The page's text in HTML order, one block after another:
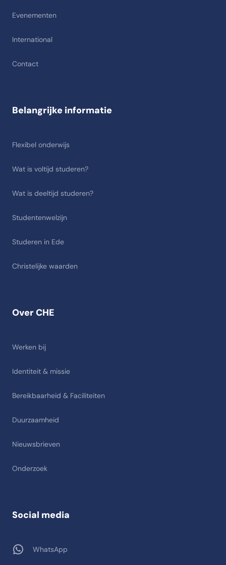
Evenementen
International
Contact
Over CHE
Werken bij
Identiteit & missie
Bereikbaarheid & Faciliteiten
Duurzaamheid
Nieuwsbrieven
Onderzoek
Belangrijke informatie
Flexibel onderwijs
Wat is voltijd studeren?
Wat is deeltijd studeren?
Studentenwelzijn
Studeren in Ede
Christelijke waarden
Social media
WhatsApp